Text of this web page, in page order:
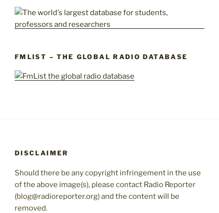
FMLIST – THE GLOBAL RADIO DATABASE
DISCLAIMER
Should there be any copyright infringement in the use
of the above image(s), please contact Radio Reporter
(blog@radioreporter.org) and the content will be
removed.